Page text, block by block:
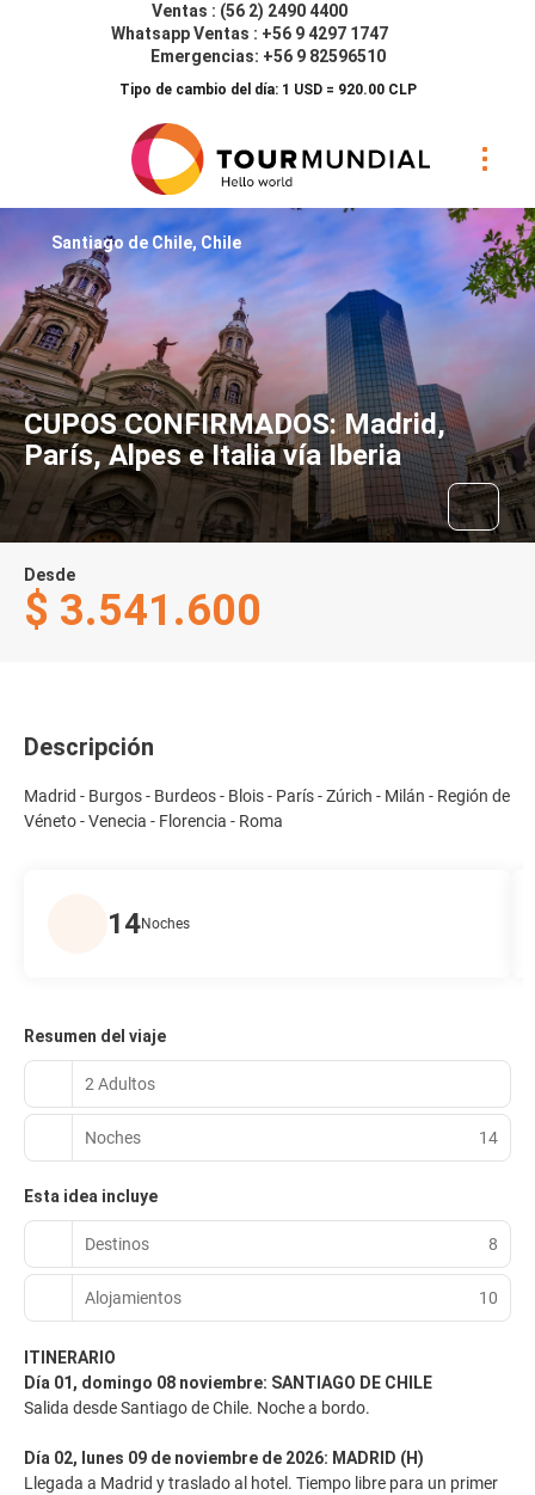
Ventas : (56 2) 2490 4400
Whatsapp Ventas : +56 9 4297 1747
Emergencias: +56 9 82596510
Tipo de cambio del día: 1 USD = 920.00 CLP
CUPOS CONFIRMADOS: Madrid,
París, Alpes e Italia vía Iberia
Santiago de Chile, Chile
Desde
$ 3.541.600
Descripción
Madrid - Burgos - Burdeos - Blois - París - Zúrich - Milán - Región de
Véneto - Venecia - Florencia - Roma
14Noches
Resumen del viaje
2 Adultos
Noches 14
Esta idea incluye
Destinos 8
Alojamientos 10
ITINERARIO
Día 01, domingo 08 noviembre: SANTIAGO DE CHILE
Salida desde Santiago de Chile. Noche a bordo.
Día 02, lunes 09 de noviembre de 2026: MADRID (H)
Llegada a Madrid y traslado al hotel. Tiempo libre para un primer